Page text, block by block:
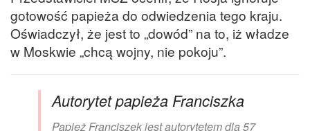
gotowość papieża do odwiedzenia tego kraju.
Oświadczył, że jest to „dowód” na to, iż władze
w Moskwie „chcą wojny, nie pokoju”.
Autorytet papieża Franciszka
Papież Franciszek jest autorytetem dla 57